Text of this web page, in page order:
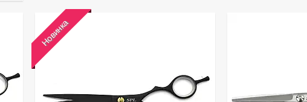
Новинка